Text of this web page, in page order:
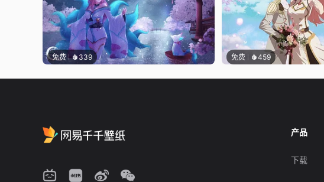
免费 339 免费 459
产品
下载